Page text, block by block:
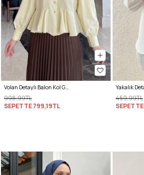
Volan Detaylı Balon Kol Gömlek Y0095 - SARI
998,99TL
SEPETTE799,19TL
459,99TL
SEPETTE